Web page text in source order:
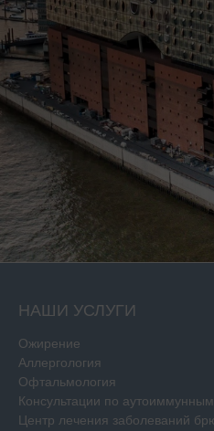
НАШИ УСЛУГИ
Ожирение
Аллергология
Офтальмология
Консультации по
Центр лечения заболеваний